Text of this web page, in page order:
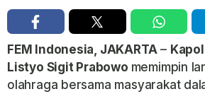
FEM Indonesia, JAKARTA–
Listyo Sigit Prabowo memimpin
olahraga bersama masyarakat